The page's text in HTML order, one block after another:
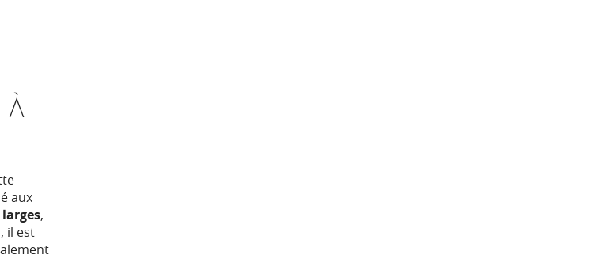
À
aux
,
il est